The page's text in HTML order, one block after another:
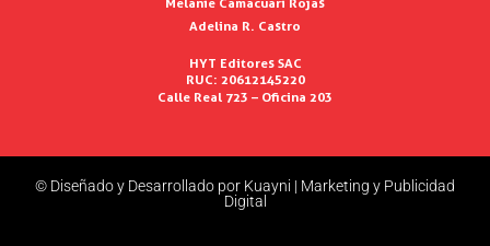
Adelina R. Castro
HYT Editores SAC
RUC: 20612145220
Calle Real 723 – Oficina 203
© Diseñado y Desarrollado por Kuayni | Marketing y Publicidad
Digital